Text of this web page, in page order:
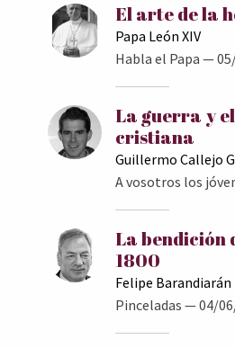
El arte de la
Papa León XIV
Habla el Papa —
La guerra y
cristiana
Guillermo Callejo
A vosotros los
La bendición
1800
Felipe
Pinceladas — 04/